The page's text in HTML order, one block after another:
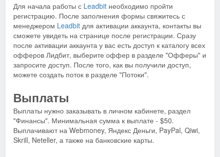
Для начала работы с Leadbit необходимо пройти
регистрацию. После заполнения формы свяжитесь с
менеджером Leadbit для активации аккаунта, контакты вы
сможете увидеть на странице после регистрации. Сразу
после активации аккаунта у вас есть доступ к каталогу всех
офферов Лидбит, выберите оффер в разделе "Офферы" и
запросите доступ. После того, как вы получили доступ,
можете создать поток в разделе "Потоки".
Выплаты
Выплаты нужно заказывать в личном кабинете, раздел
"Финансы". Минимальная сумма к выплате - $50.
Выплачивают на Webmoney, Яндекс Деньги, PayPal, Qiwi,
Skrill, Neteller, а также на банковские карты.